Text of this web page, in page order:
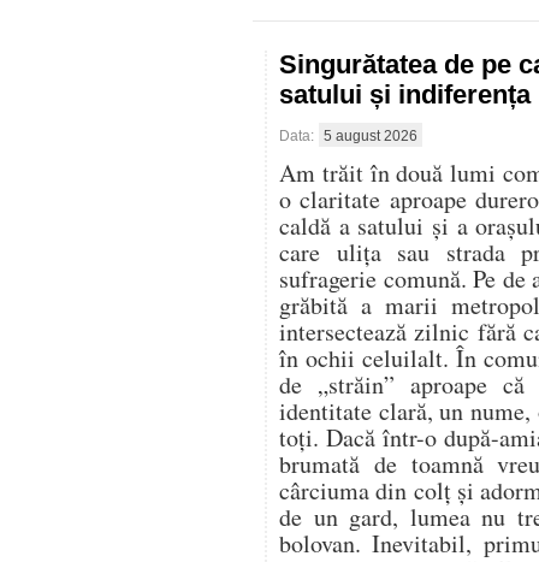
Singurătatea de pe
satului și
Data: 5 august 2026
Am trăit în două lumi
o claritate aproape
caldă a satului și a
care ulița sau strada
sufragerie comună. Pe
grăbită a marii
intersectează zilnic fără
în ochii celuilalt. În
de „străin” aproape
identitate clară, un
toți. Dacă într-o după-
brumată de toamnă
cârciuma din colț și
de un gard, lumea nu
bolovan. Inevitabil,